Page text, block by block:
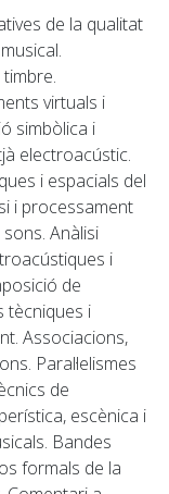
de la qualitat
virtuals i
simbòlica i
electroacústic.
i espacials del
i processament
Anàlisi
i
de
tècniques i
Associacions,
Paral·lelismes
de
escènica i
Bandes
formals de la